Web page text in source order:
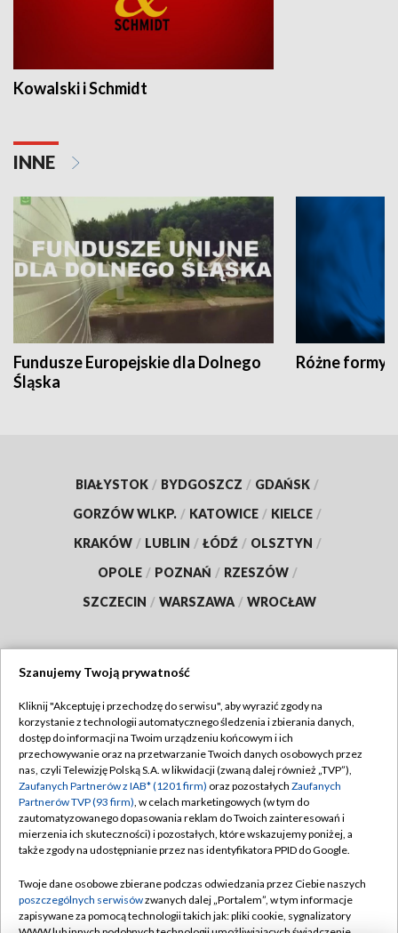
Kowalski i Schmidt
INNE
Fundusze Europejskie dla Dolnego
Śląska
Różne formy
BIAŁYSTOK / BYDGOSZCZ / GDAŃSK /
GORZÓW WLKP. / KATOWICE / KIELCE /
KRAKÓW / LUBLIN / ŁÓDŹ / OLSZTYN /
OPOLE / POZNAŃ / RZESZÓW /
SZCZECIN / WARSZAWA / WROCŁAW
TVP
Abonament TVP
Emisja w TVP
Centrum informacji TVP
Naziemna Telewizja Cyfrowa
Rada Programowa
System NOS
Regulamin TVP
Polityka prywatności
Moje zgody
Pomoc
Kontakt
Szanujemy Twoją prywatność
Kliknij "Akceptuję i przechodzę do serwisu", aby wyrazić zgody na
korzystanie z technologii automatycznego śledzenia i zbierania danych,
dostęp do informacji na Twoim urządzeniu końcowym i ich
przechowywanie oraz na przetwarzanie Twoich danych osobowych przez
nas, czyli Telewizję Polską S.A. w likwidacji (zwaną dalej również „TVP”),
Zaufanych Partnerów z IAB* (1201 firm) oraz pozostałych Zaufanych
Partnerów TVP (93 firm), w celach marketingowych (w tym do
zautomatyzowanego dopasowania reklam do Twoich zainteresowań i
mierzenia ich skuteczności) i pozostałych, które wskazujemy poniżej, a
także zgody na udostępnianie przez nas identyfikatora PPID do Google.
Twoje dane osobowe zbierane podczas odwiedzania przez Ciebie naszych
poszczególnych serwisówzwanych dalej „Portalem”, w tym informacje
zapisywane za pomocą technologii takich jak: pliki cookie, sygnalizatory